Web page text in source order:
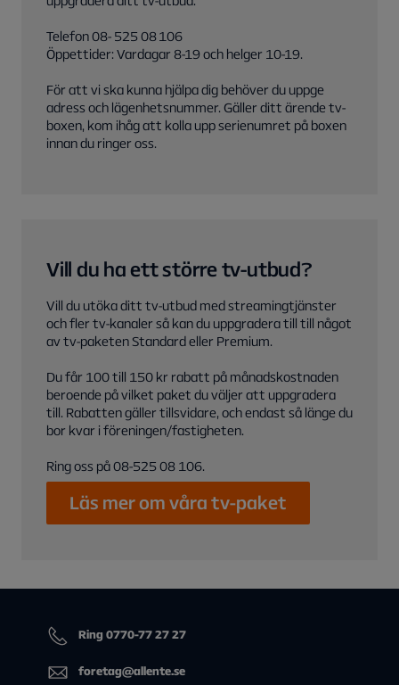
Telefon 08- 525 08 106
Öppettider: Vardagar 8-19 och helger 10-19.
För att vi ska kunna hjälpa dig behöver du uppge
adress och lägenhetsnummer. Gäller ditt ärende tv-
boxen, kom ihåg att kolla upp serienumret på boxen
Vill du ha ett större tv-utbud?
Vill du utöka ditt tv-utbud med streamingtjänster
och fler tv-kanaler så kan du uppgradera till till något
av tv-paketen Standard eller Premium.
Du får 100 till 150 kr rabatt på månadskostnaden
beroende på vilket paket du väljer att uppgradera
till. Rabatten gäller tillsvidare, och endast så länge du
bor kvar i föreningen/fastigheten.
Läs mer om våra tv-paket
Ring 0770-77 27 27
foretag@allente.se